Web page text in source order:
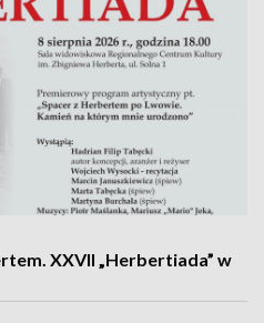
XXVII „Herbertiada” w